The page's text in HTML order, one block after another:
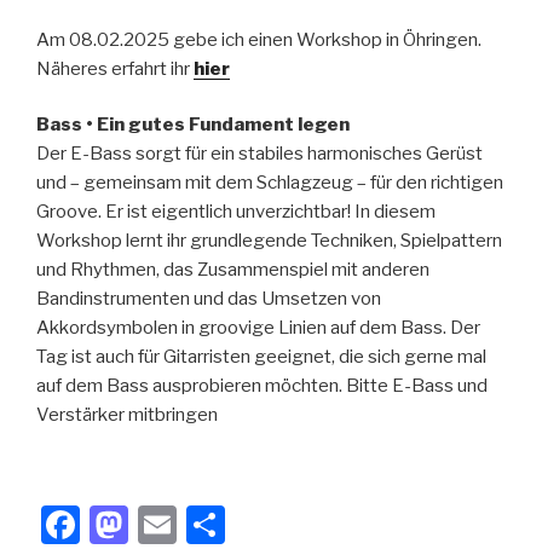
Am 08.02.2025 gebe ich einen Workshop in Öhringen.
Näheres erfahrt ihr hier
Bass • Ein gutes Fundament legen
Der E-Bass sorgt für ein stabiles harmonisches Gerüst
und – gemeinsam mit dem Schlagzeug – für den richtigen
Groove. Er ist eigentlich unverzichtbar! In diesem
Workshop lernt ihr grundlegende Techniken, Spielpattern
und Rhythmen, das Zusammenspiel mit anderen
Bandinstrumenten und das Umsetzen von
Akkordsymbolen in groovige Linien auf dem Bass. Der
Tag ist auch für Gitarristen geeignet, die sich gerne mal
auf dem Bass ausprobieren möchten. Bitte E-Bass und
Verstärker mitbringen
F
M E